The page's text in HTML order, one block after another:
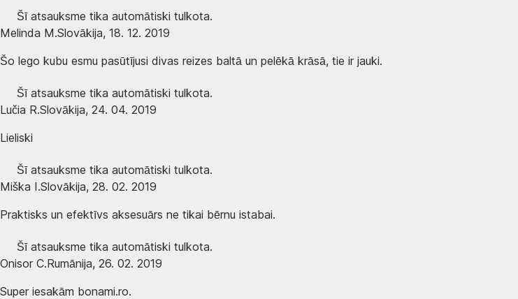
Šī atsauksme tika automātiski tulkota.
Melinda M.Slovākija, 18. 12. 2019
Šo lego kubu esmu pasūtījusi divas reizes baltā un pelēkā krāsā, tie ir jauki.
Šī atsauksme tika automātiski tulkota.
Lučia R.Slovākija, 24. 04. 2019
Lieliski
Šī atsauksme tika automātiski tulkota.
Miška I.Slovākija, 28. 02. 2019
Praktisks un efektīvs aksesuārs ne tikai bērnu istabai.
Šī atsauksme tika automātiski tulkota.
Onisor C.Rumānija, 26. 02. 2019
Super iesakām bonami.ro.